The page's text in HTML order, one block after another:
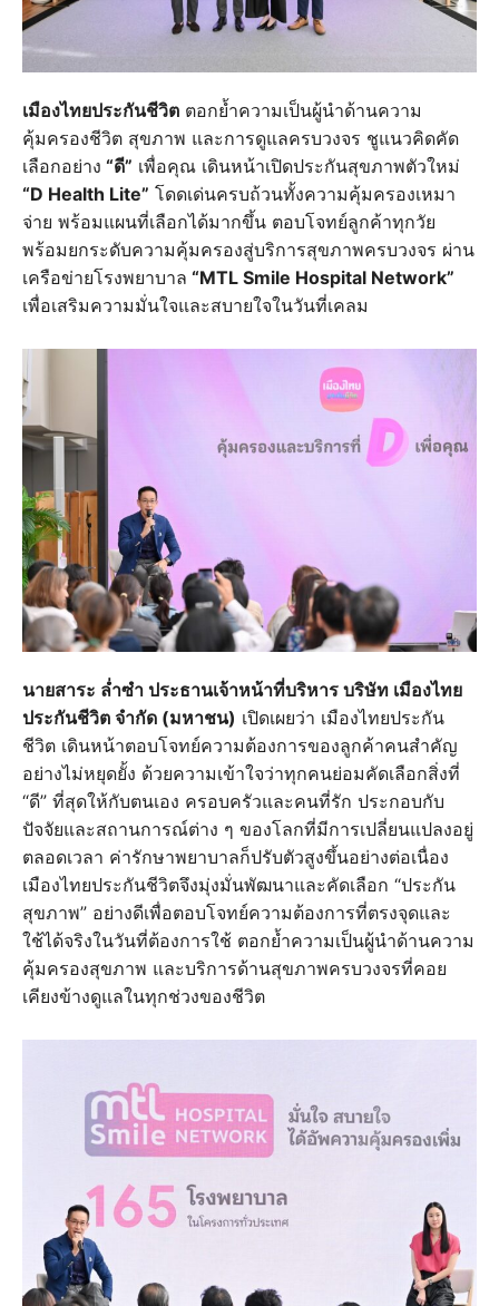
เมืองไทยประกันชีวิต ตอกย้ำความเป็นผู้นำด้านความ
คุ้มครองชีวิต สุขภาพ และการดูแลครบวงจร ชูแนวคิดคัด
เลือกอย่าง “ดี” เพื่อคุณ เดินหน้าเปิดประกันสุขภาพตัวใหม่
“D Health Lite” โดดเด่นครบถ้วนทั้งความคุ้มครองเหมา
จ่าย พร้อมแผนที่เลือกได้มากขึ้น ตอบโจทย์ลูกค้าทุกวัย
พร้อมยกระดับความคุ้มครองสู่บริการสุขภาพครบวงจร ผ่าน
เครือข่ายโรงพยาบาล “MTL Smile Hospital Network”
เพื่อเสริมความมั่นใจและสบายใจในวันที่เคลม
นายสาระ ล่ำซำ ประธานเจ้าหน้าที่บริหาร บริษัท เมืองไทย
ประกันชีวิต จำกัด (มหาชน) เปิดเผยว่า เมืองไทยประกัน
ชีวิต เดินหน้าตอบโจทย์ความต้องการของลูกค้าคนสำคัญ
อย่างไม่หยุดยั้ง ด้วยความเข้าใจว่าทุกคนย่อมคัดเลือกสิ่งที่
“ดี” ที่สุดให้กับตนเอง ครอบครัวและคนที่รัก ประกอบกับ
ปัจจัยและสถานการณ์ต่าง ๆ ของโลกที่มีการเปลี่ยนแปลงอยู่
ตลอดเวลา ค่ารักษาพยาบาลก็ปรับตัวสูงขึ้นอย่างต่อเนื่อง
เมืองไทยประกันชีวิตจึงมุ่งมั่นพัฒนาและคัดเลือก “ประกัน
สุขภาพ” อย่างดีเพื่อตอบโจทย์ความต้องการที่ตรงจุดและ
ใช้ได้จริงในวันที่ต้องการใช้ ตอกย้ำความเป็นผู้นำด้านความ
คุ้มครองสุขภาพ และบริการด้านสุขภาพครบวงจรที่คอย
เคียงข้างดูแลในทุกช่วงของชีวิต